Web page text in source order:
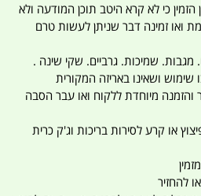
הזמין כי לא קרא היטב תוכן המודעה ולא
ואו זמינה דבר שניתן לעשות טרם
מגבות. שמיכות. גרביים. שקי שינה .
ושאינו באריזה המקורית
והזמנה מיוחדת ללקוח ואו עבר הסבה
או קרע לסירות בריכות וג'ק כרית
להחזיר